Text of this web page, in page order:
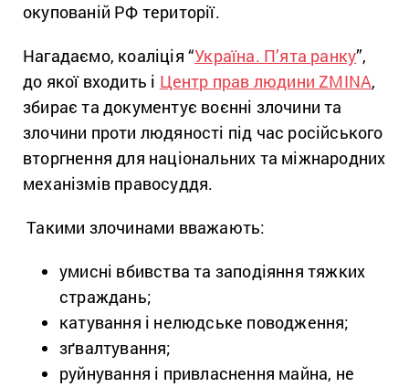
окупованій РФ території.
Нагадаємо, коаліція “Україна. П’ята ранку”,
до якої входить і Центр прав людини ZMINA,
збирає та документує воєнні злочини та
злочини проти людяності під час російського
вторгнення для національних та міжнародних
механізмів правосуддя.
Такими злочинами вважають:
умисні вбивства та заподіяння тяжких
страждань;
катування і нелюдське поводження;
зґвалтування;
руйнування і привласнення майна, не